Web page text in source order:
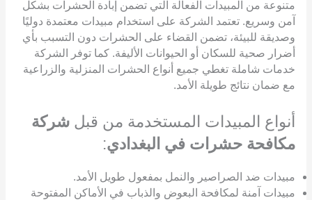
متنوعة من المبيدات الفعالة التي تضمن إبادة الحشرات بشكل
آمن وسريع. تعتمد الشركة على استخدام مبيدات معتمدة دوليًا
وصديقة للبيئة، تضمن القضاء على الحشرات دون التسبب بأي
أضرار صحية للسكان أو الحيوانات الأليفة. كما توفر الشركة
خدمات شاملة تغطي جميع أنواع الحشرات المنزلية والزراعية
مع ضمان نتائج طويلة الأمد.
أنواع المبيدات المستخدمة من قبل شركة
مكافحة حشرات في البغدادي:
مبيدات ضد الصراصير والنمل بمفعول طويل الأمد.
مبيدات آمنة لمكافحة البعوض والذباب في الأماكن المفتوحة